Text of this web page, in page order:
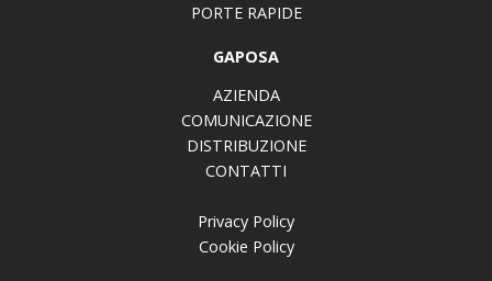
PORTE RAPIDE
GAPOSA
AZIENDA
COMUNICAZIONE
DISTRIBUZIONE
CONTATTI
Privacy Policy
Cookie Policy